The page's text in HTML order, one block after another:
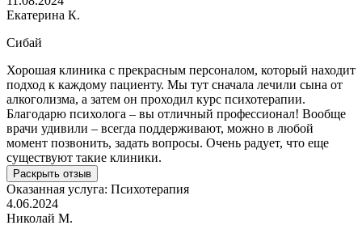
Екатерина К.
Сибай
Хорошая клиника с прекрасным персоналом, который находит
подход к каждому пациенту. Мы тут сначала лечили сына от
алкоголизма, а затем он проходил курс психотерапии.
Благодарю психолога – вы отличный профессионал! Вообще
врачи удивили – всегда поддерживают, можно в любой
момент позвонить, задать вопросы. Очень радует, что еще
существуют такие клиники.
Раскрыть отзыв
Оказанная услуга: Психотерапия
4.06.2024
Николай М.